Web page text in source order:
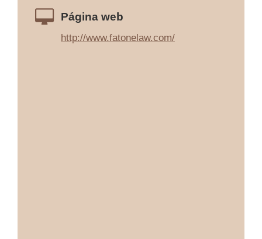
Página web
http://www.fatonelaw.com/